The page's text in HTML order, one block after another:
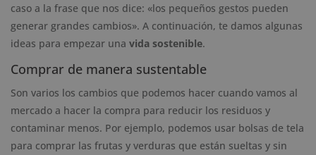
caso a la frase que nos dice: «los pequeños gestos pueden
generar grandes cambios». A continuación, te damos algunas
ideas para empezar una vida sostenible.
Comprar de manera sustentable
Son varios los cambios que podemos hacer cuando vamos al
mercado a hacer la compra para reducir los residuos y
contaminar menos. Por ejemplo, podemos usar bolsas de tela
para comprar las frutas y verduras que están sueltas y sin